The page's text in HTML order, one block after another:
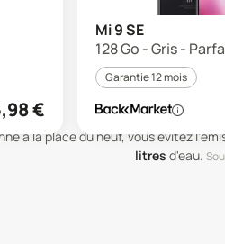
€
Mi 9 SE
128 Go - Gris -
Garantie 12 mois
à la place du neuf, vous évitez
litres d'eau.